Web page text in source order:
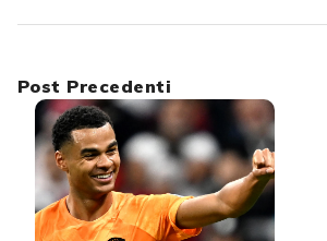
Post Precedenti